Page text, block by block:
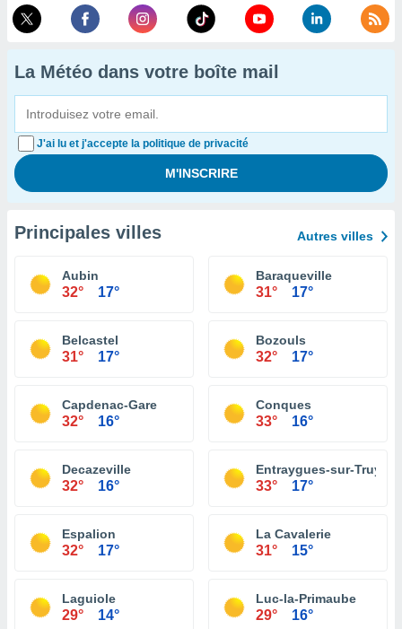
La Météo dans votre boîte mail
J'ai lu et j'accepte la politique de privacité
Principales villes Autres villes
Aubin
32° 17°
Baraqueville
31° 17°
Belcastel
31° 17°
Bozouls
32° 17°
Capdenac-Gare
32° 16°
Conques
33° 16°
Decazeville
32° 16°
Entraygues-sur-Truyère
33° 17°
Espalion
32° 17°
La Cavalerie
31° 15°
Laguiole
29° 14°
Luc-la-Primaube
29° 16°